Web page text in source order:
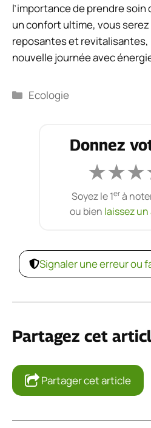
l’importance de prendre soin
un confort ultime, vous
reposantes et
nouvelle journée avec
Catégories
Ecologie
Donnez
★★★
Soyez le 1erà
ou bien laissez
Signaler une erreur ou
Partagez cet
Partager cet article